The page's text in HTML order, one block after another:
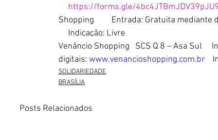
https://forms.gle/
Shopping         Entrada: Gratuita
Indicação: Livre
Venâncio Shopping   SCS Q 8 – Asa Sul
digitais: www.venancioshopping.com.br
SOLIDARIEDADE
BRASÍLIA
Posts Relacionados